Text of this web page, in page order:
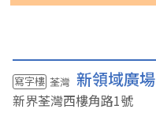
寫字樓 荃灣 新領域廣場
新界荃灣西樓角路1號